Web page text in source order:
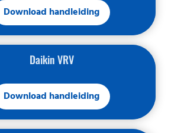
Download handleiding
Daikin VRV
Download handleiding